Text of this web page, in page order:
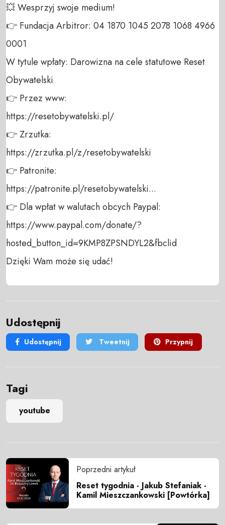
💥 Wesprzyj swoje medium!
👉 Fundacja Arbitror: 04 1870 1045 2078 1068 4966
0001
W tytule wpłaty: Darowizna na cele statutowe Reset
Obywatelski
👉 Przez www:
https://resetobywatelski.pl/
👉 Zrzutka:
https://zrzutka.pl/z/resetobywatelski
👉 Patronite:
https://patronite.pl/resetobywatelski...
👉 Dla wpłat w walutach obcych Paypal:
https://www.paypal.com/donate/?
hosted_button_id=9KMP8ZPSNDYL2&fbclid
Dzięki Wam może się udać!
Udostępnij
Udostępnij Tweetnij Przypnij
Tagi
youtube
Poprzedni artykuł
Reset tygodnia - Jakub Stefaniak -
Kamil Mieszczankowski [Powtórka]